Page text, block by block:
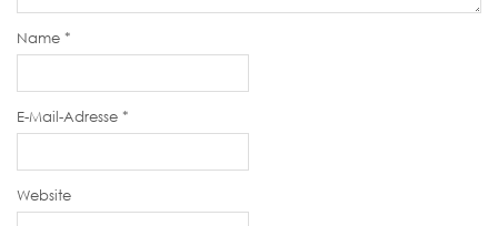
Name *
E-Mail-Adresse *
Website